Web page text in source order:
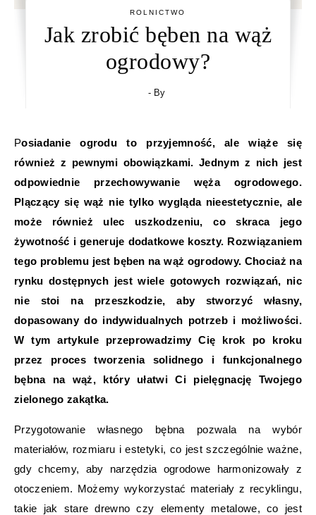
ROLNICTWO
Jak zrobić bęben na wąż
ogrodowy?
- By
Posiadanie ogrodu to przyjemność, ale wiąże się
również z pewnymi obowiązkami. Jednym z nich jest
odpowiednie przechowywanie węża ogrodowego.
Plączący się wąż nie tylko wygląda nieestetycznie, ale
może również ulec uszkodzeniu, co skraca jego
żywotność i generuje dodatkowe koszty. Rozwiązaniem
tego problemu jest bęben na wąż ogrodowy. Chociaż na
rynku dostępnych jest wiele gotowych rozwiązań, nic
nie stoi na przeszkodzie, aby stworzyć własny,
dopasowany do indywidualnych potrzeb i możliwości.
W tym artykule przeprowadzimy Cię krok po kroku
przez proces tworzenia solidnego i funkcjonalnego
bębna na wąż, który ułatwi Ci pielęgnację Twojego
zielonego zakątka.
Przygotowanie własnego bębna pozwala na wybór
materiałów, rozmiaru i estetyki, co jest szczególnie ważne,
gdy chcemy, aby narzędzia ogrodowe harmonizowały z
otoczeniem. Możemy wykorzystać materiały z recyklingu,
takie jak stare drewno czy elementy metalowe, co jest